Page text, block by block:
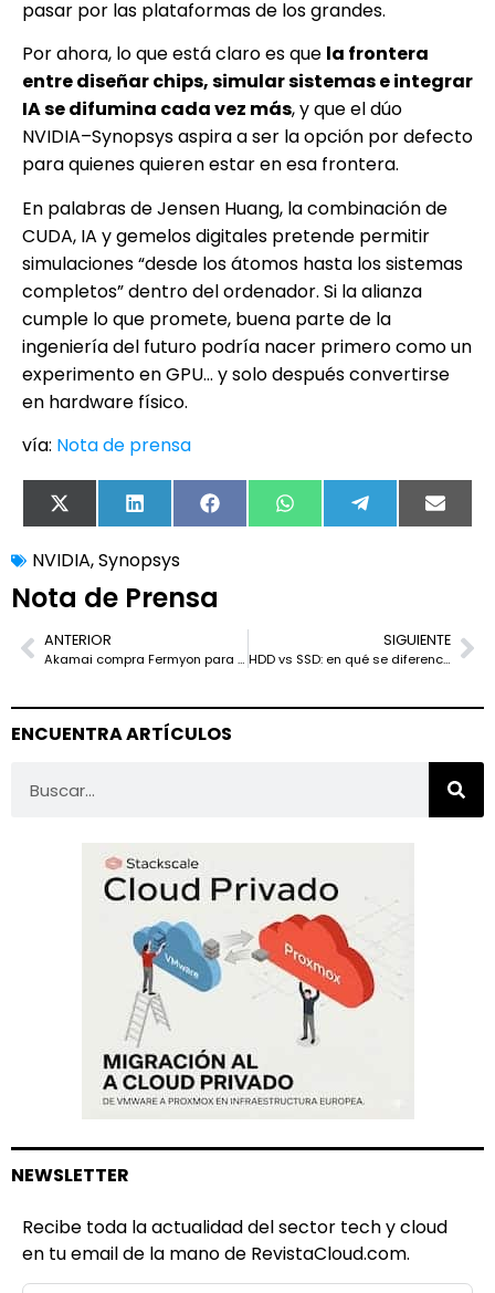
pasar por las plataformas de los grandes.
Por ahora, lo que está claro es que la frontera
entre diseñar chips, simular sistemas e integrar
IA se difumina cada vez más, y que el dúo
NVIDIA–Synopsys aspira a ser la opción por defecto
para quienes quieren estar en esa frontera.
En palabras de Jensen Huang, la combinación de
CUDA, IA y gemelos digitales pretende permitir
simulaciones “desde los átomos hasta los sistemas
completos” dentro del ordenador. Si la alianza
cumple lo que promete, buena parte de la
ingeniería del futuro podría nacer primero como un
experimento en GPU… y solo después convertirse
en hardware físico.
vía: Nota de prensa
X
(Twitter)
LinkedIn FacebookWhatsApp TelegramEmail
NVIDIA,Synopsys
Nota de Prensa
ANTERIOR
Akamai compra Fermyon para llevar el serverless WebAssembly y la IA hasta el borde de la red
SIGUIENTE
HDD vs SSD: en qué se diferencian de verdad y cuál te conviene elegir
ENCUENTRA ARTÍCULOS
NEWSLETTER
Recibe toda la actualidad del sector tech y cloud
en tu email de la mano de RevistaCloud.com.